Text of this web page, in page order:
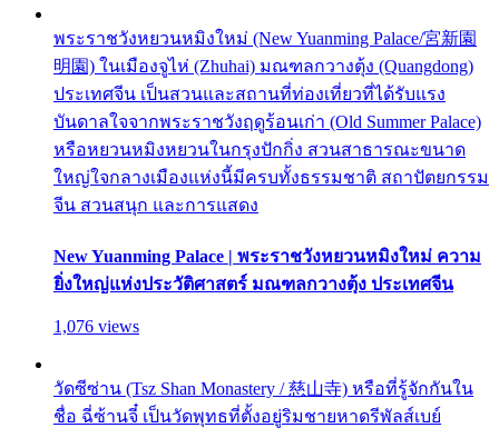
พระราชวังหยวนหมิงใหม่ (New Yuanming Palace/宮新園
明園) ในเมืองจูไห่ (Zhuhai) มณฑลกวางตุ้ง (Quangdong)
ประเทศจีน เป็นสวนและสถานที่ท่องเที่ยวที่ได้รับแรง
บันดาลใจจากพระราชวังฤดูร้อนเก่า (Old Summer Palace)
หรือหยวนหมิงหยวนในกรุงปักกิ่ง สวนสาธารณะขนาด
ใหญ่ใจกลางเมืองแห่งนี้มีครบทั้งธรรมชาติ สถาปัตยกรรม
จีน สวนสนุก และการแสดง
New Yuanming Palace | พระราชวังหยวนหมิงใหม่ ความ
ยิ่งใหญ่แห่งประวัติศาสตร์ มณฑลกวางตุ้ง ประเทศจีน
1,076 views
วัดซีซ่าน (Tsz Shan Monastery / 慈山寺) หรือที่รู้จักกันใน
ชื่อ ฉี่ซ้านจี๋ เป็นวัดพุทธที่ตั้งอยู่ริมชายหาดรีพัลส์เบย์